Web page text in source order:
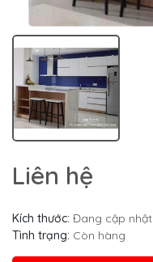
Liên hệ
Kích thước: Đang cập nhật
Tình trạng: Còn hàng